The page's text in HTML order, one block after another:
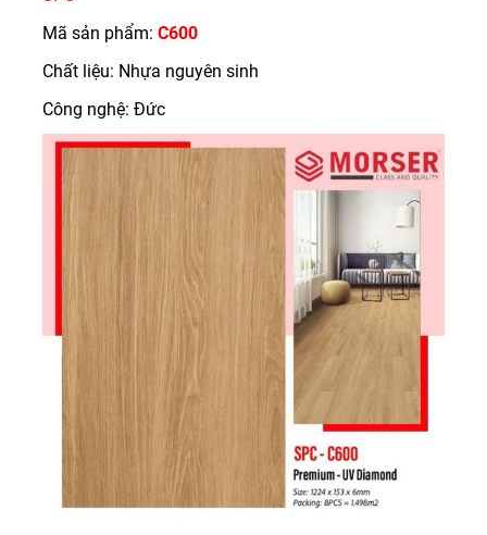
Mã sản phẩm: C600
Chất liệu: Nhựa nguyên sinh
Công nghệ: Đức